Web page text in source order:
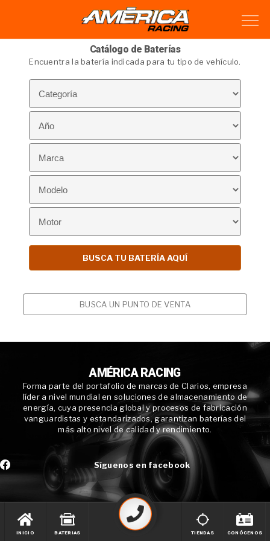
Catálogo de Baterías
Encuentra la batería indicada para tu tipo de vehículo.
BUSCA UN PUNTO DE VENTA
AMÉRICA RACING
Forma parte del portafolio de marcas de Clarios, empresa
líder a nivel mundial en soluciones de almacenamiento de
energía, cuya presencia global y procesos de fabricación
vanguardistas y estandarizados, garantizan baterías del
más alto nivel de calidad y rendimiento.
Síguenos en facebook
INICIO BATERIAS TIENDAS CONÓCENOS